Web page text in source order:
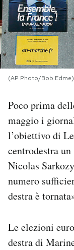
PODCAST
NEWSLETTER
I MIEI PREFERITI
SHOP
AREA
Area
Notifiche
Regala il Post
(AP Photo/Bob Edme)
Poco prima
maggio i
l’obiettivo di
centrodestra
Nicolas
numero
destra è
Le elezioni
destra di